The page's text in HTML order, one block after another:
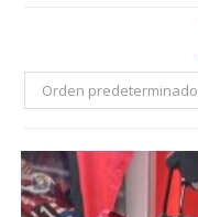
Orden predeterminado